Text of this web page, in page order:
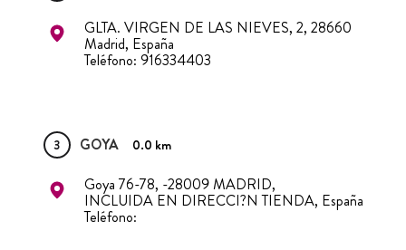
GLTA. VIRGEN DE LAS NIEVES, 2, 28660
Madrid, España
Teléfono: 916334403
3 GOYA 0.0 km
Goya 76-78, -28009 MADRID,
INCLUIDA EN DIRECCI?N TIENDA, España
Teléfono: